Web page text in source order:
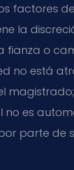
factores
la
fianza o
no está
no es
parte de